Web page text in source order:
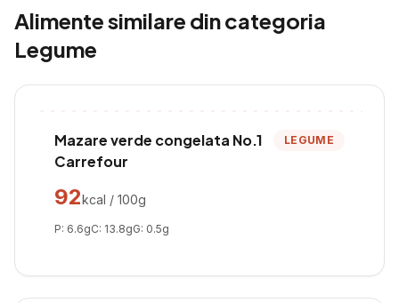
Alimente similare din categoria
Legume
Mazare verde congelata No.1
Carrefour
LEGUME
92kcal / 100g
P: 6.6gC: 13.8gG: 0.5g